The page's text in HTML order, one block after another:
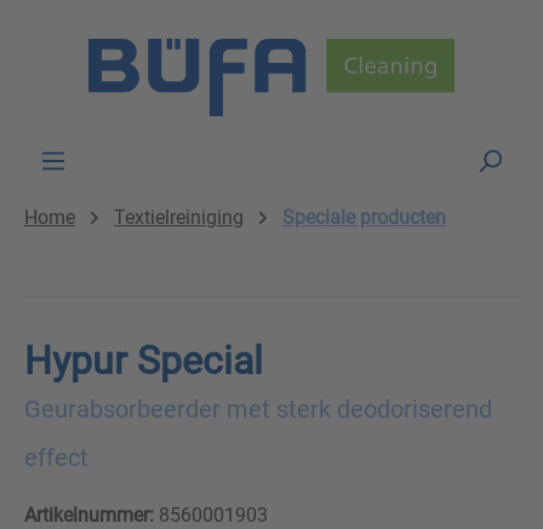
Home Textielreiniging Speciale producten
Hypur Special
Geurabsorbeerder met sterk deodoriserend
effect
Artikelnummer: 8560001903